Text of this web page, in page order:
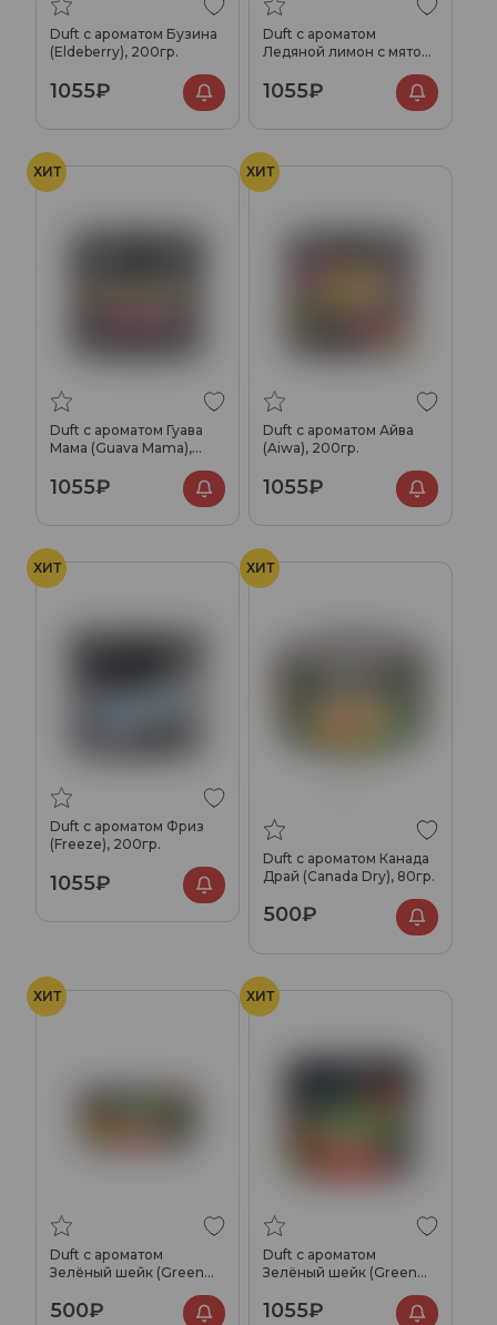
Duft с ароматом Бузина
(Eldeberry), 200гр.
1055₽
Duft с ароматом
Ледяной лимон с мятой
1055₽
ХИТ
Duft с ароматом Гуава
Мама (Guava Mama),
1055₽
ХИТ
Duft с ароматом Айва
(Aiwa), 200гр.
1055₽
ХИТ
Duft с ароматом Фриз
(Freeze), 200гр.
1055₽
ХИТ
Duft с ароматом Канада
Драй (Canada Dry), 80гр.
500₽
ХИТ
Duft с ароматом
Зелёный шейк (Green
500₽
ХИТ
Duft с ароматом
Зелёный шейк (Green
1055₽